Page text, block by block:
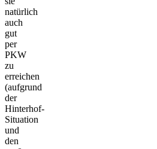
natürlich
auch
gut
per
PKW
zu
erreichen
(aufgrund
der
Hinterhof-
Situation
und
den